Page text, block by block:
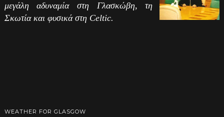
μεγάλη αδυναμία στη Γλασκώβη, τη
Σκωτία και φυσικά στη Celtic.
WEATHER FOR GLASGOW